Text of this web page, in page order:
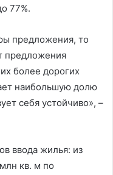
77%.
предложения, то
предложения
более дорогих
наибольшую долю
себя устойчиво», –
ввода жилья: из
кв. м по